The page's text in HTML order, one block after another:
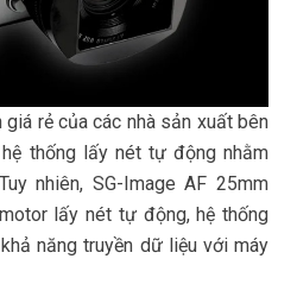
giá rẻ của các nhà sản xuất bên
thống lấy nét tự động nhằm
nhiên, SG-Image AF 25mm
lấy nét tự động, hệ thống
năng truyền dữ liệu với máy